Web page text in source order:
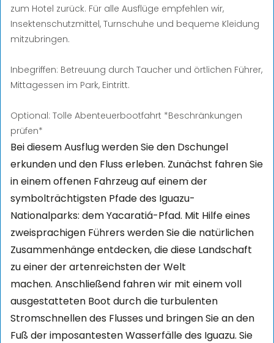
zum Hotel zurück. Für alle Ausflüge empfehlen wir,
Insektenschutzmittel, Turnschuhe und bequeme Kleidung
mitzubringen.
Inbegriffen: Betreuung durch Taucher und örtlichen Führer,
Mittagessen im Park, Eintritt.
Optional: Tolle Abenteuerbootfahrt *Beschränkungen
prüfen*
Bei diesem Ausflug werden Sie den Dschungel
erkunden und den Fluss erleben. Zunächst fahren Sie
in einem offenen Fahrzeug auf einem der
symbolträchtigsten Pfade des Iguazu-
Nationalparks: dem Yacaratiá-Pfad. Mit Hilfe eines
zweisprachigen Führers werden Sie die natürlichen
Zusammenhänge entdecken, die diese Landschaft
zu einer der artenreichsten der Welt
machen. Anschließend fahren wir mit einem voll
ausgestatteten Boot durch die turbulenten
Stromschnellen des Flusses und bringen Sie an den
Fuß der imposantesten Wasserfälle des Iguazu. Sie